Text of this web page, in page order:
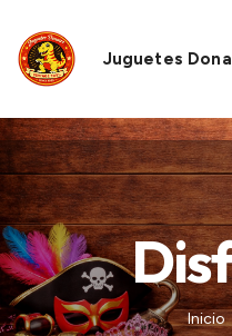
Juguetes
Inicio